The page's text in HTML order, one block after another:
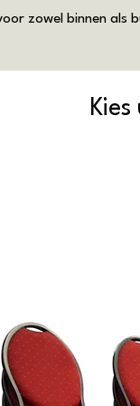
zowel binnen als